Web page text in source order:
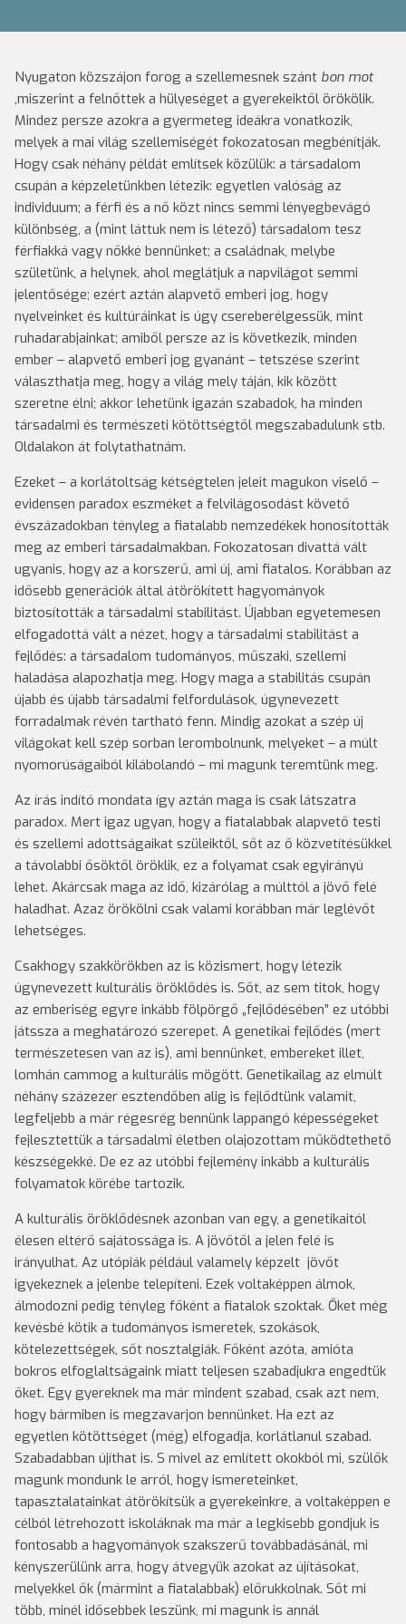
Nyugaton közszájon forog a szellemesnek szánt bon mot
,miszerint a felnőttek a hülyeséget a gyerekeiktől örökölik.
Mindez persze azokra a gyermeteg ideákra vonatkozik,
melyek a mai világ szellemiségét fokozatosan megbénítják.
Hogy csak néhány példát említsek közülük: a társadalom
csupán a képzeletünkben létezik: egyetlen valóság az
individuum; a férfi és a nő közt nincs semmi lényegbevágó
különbség, a (mint láttuk nem is létező) társadalom tesz
férfiakká vagy nőkké bennünket; a családnak, melybe
születünk, a helynek, ahol meglátjuk a napvilágot semmi
jelentősége; ezért aztán alapvető emberi jog, hogy
nyelveinket és kultúráinkat is úgy csereberélgessük, mint
ruhadarabjainkat; amiből persze az is következik, minden
ember – alapvető emberi jog gyanánt – tetszése szerint
választhatja meg, hogy a világ mely táján, kik között
szeretne élni; akkor lehetünk igazán szabadok, ha minden
társadalmi és természeti kötöttségtől megszabadulunk stb.
Oldalakon át folytathatnám.
Ezeket – a korlátoltság kétségtelen jeleit magukon viselő –
evidensen paradox eszméket a felvilágosodást követő
évszázadokban tényleg a fiatalabb nemzedékek honosították
meg az emberi társadalmakban. Fokozatosan divattá vált
ugyanis, hogy az a korszerű, ami új, ami fiatalos. Korábban az
idősebb generációk által átörökített hagyományok
biztosították a társadalmi stabilitást. Újabban egyetemesen
elfogadottá vált a nézet, hogy a társadalmi stabilitást a
fejlődés: a társadalom tudományos, műszaki, szellemi
haladása alapozhatja meg. Hogy maga a stabilitás csupán
újabb és újabb társadalmi felfordulások, úgynevezett
forradalmak révén tartható fenn. Mindig azokat a szép új
világokat kell szép sorban lerombolnunk, melyeket – a múlt
nyomorúságaiból kilábolandó – mi magunk teremtünk meg.
Az írás indító mondata így aztán maga is csak látszatra
paradox. Mert igaz ugyan, hogy a fiatalabbak alapvető testi
és szellemi adottságaikat szüleiktől, sőt az ő közvetítésükkel
a távolabbi ősöktől öröklik, ez a folyamat csak egyirányú
lehet. Akárcsak maga az idő, kizárólag a múlttól a jövő felé
haladhat. Azaz örökölni csak valami korábban már leglévőt
lehetséges.
Csakhogy szakkörökben az is közismert, hogy létezik
úgynevezett kulturális öröklődés is. Sőt, az sem titok, hogy
az emberiség egyre inkább fölpörgő „fejlődésében” ez utóbbi
játssza a meghatározó szerepet. A genetikai fejlődés (mert
természetesen van az is), ami bennünket, embereket illet,
lomhán cammog a kulturális mögött. Genetikailag az elmúlt
néhány százezer esztendőben alig is fejlődtünk valamit,
legfeljebb a már régesrég bennünk lappangó képességeket
fejlesztettük a társadalmi életben olajozottam működtethető
készségekké. De ez az utóbbi fejlemény inkább a kulturális
folyamatok körébe tartozik.
A kulturális öröklődésnek azonban van egy, a genetikaitól
élesen eltérő sajátossága is. A jövőtől a jelen felé is
irányulhat. Az utópiák például valamely képzelt jövőt
igyekeznek a jelenbe telepíteni. Ezek voltaképpen álmok,
álmodozni pedig tényleg főként a fiatalok szoktak. Őket még
kevésbé kötik a tudományos ismeretek, szokások,
kötelezettségek, sőt nosztalgiák. Főként azóta, amióta
bokros elfoglaltságaink miatt teljesen szabadjukra engedtük
őket. Egy gyereknek ma már mindent szabad, csak azt nem,
hogy bármiben is megzavarjon bennünket. Ha ezt az
egyetlen kötöttséget (még) elfogadja, korlátlanul szabad.
Szabadabban újíthat is. S mivel az említett okokból mi, szülők
magunk mondunk le arról, hogy ismereteinket,
tapasztalatainkat átörökítsük a gyerekeinkre, a voltaképpen e
célból létrehozott iskoláknak ma már a legkisebb gondjuk is
fontosabb a hagyományok szakszerű továbbadásánál, mi
kényszerülünk arra, hogy átvegyük azokat az újításokat,
melyekkel ők (mármint a fiatalabbak) előrukkolnak. Sőt mi
több, minél idősebbek leszünk, mi magunk is annál